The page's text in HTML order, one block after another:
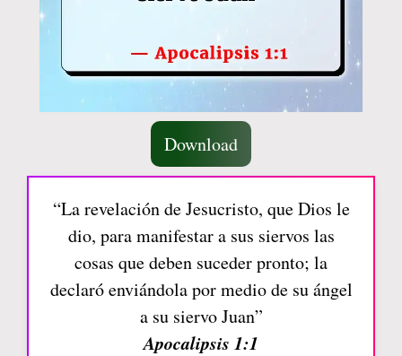
Download
“La revelación de Jesucristo, que Dios le
dio, para manifestar a sus siervos las
cosas que deben suceder pronto; la
declaró enviándola por medio de su ángel
a su siervo Juan”
Apocalipsis 1:1